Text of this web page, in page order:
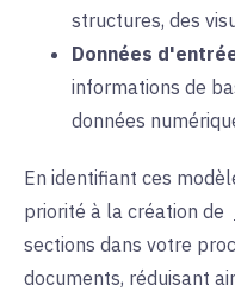
structures, des
Données
informations de
données
En identifiant ces
priorité à la création de
sections dans votre
documents, réduisant